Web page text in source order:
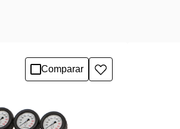
Comparar
Añadir
a